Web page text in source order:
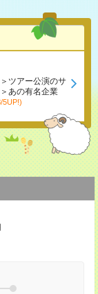
ツアー公演のサ
あの有名企業
5UP!)